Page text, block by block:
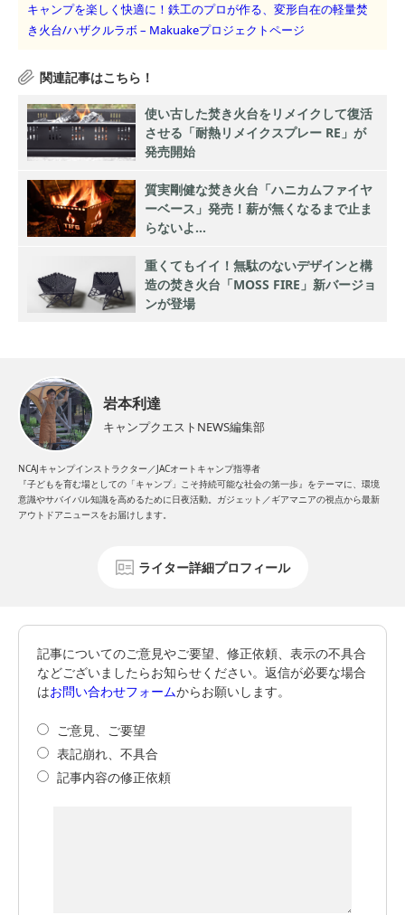
キャンプを楽しく快適に！鉄工のプロが作る、変形自在の軽量焚
き火台/ハザクルラボ – Makuakeプロジェクトページ
使い古した焚き火台をリメイクして復活
させる「耐熱リメイクスプレー RE」が
発売開始
質実剛健な焚き火台「ハニカムファイヤ
ーベース」発売！薪が無くなるまで止ま
らないよ…
重くてもイイ！無駄のないデザインと構
造の焚き火台「MOSS FIRE」新バージョ
ンが登場
岩本利達
キャンプクエストNEWS編集部
NCAJキャンプインストラクター／JACオートキャンプ指導者
『子どもを育む場としての「キャンプ」こそ持続可能な社会の第一歩』をテーマに、環境
意識やサバイバル知識を高めるために日夜活動。ガジェット／ギアマニアの視点から最新
アウトドアニュースをお届けします。
ライター詳細プロフィール
記事についてのご意見やご要望、修正依頼、表示の不具合
などございましたらお知らせください。返信が必要な場合
はお問い合わせフォームからお願いします。
ご意見、ご要望
表記崩れ、不具合
記事内容の修正依頼